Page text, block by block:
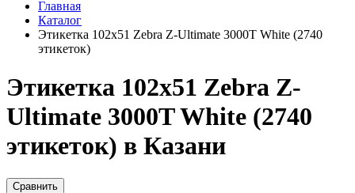
Главная
Каталог
Этикетка 102х51 Zebra Z-Ultimate 3000T White (2740
этикеток)
Этикетка 102х51 Zebra Z-
Ultimate 3000T White (2740
этикеток) в Казани
Сравнить